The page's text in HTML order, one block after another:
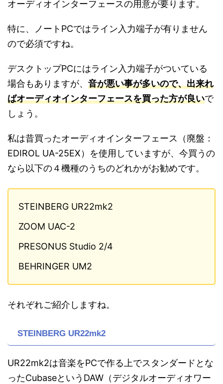
オーディオインターフェースの用意が要ります。
特に、ノートPCではライン入力端子が有りません
ので必須ですね。
デスクトップPCにはライン入力端子がついている
場合もありますが、 音が悪い事が多いので、出来れ
ばオーディオインターフェースを買った方が良いで
しょう。
私は昔買ったオーディオインターフェース（廃盤：
EDIROL UA-25EX）を使用していますが、今買うの
なら以下の４機種のうちのどれかがお勧めです。
STEINBERG UR22mk2
ZOOM UAC-2
PRESONUS Studio 2/4
BEHRINGER UM2
それぞれご紹介しますね。
STEINBERG UR22mk2
UR22mk2は音楽をPCで作る上でスタンダードとな
ったCubaseというDAW（デジタルオーディオワー